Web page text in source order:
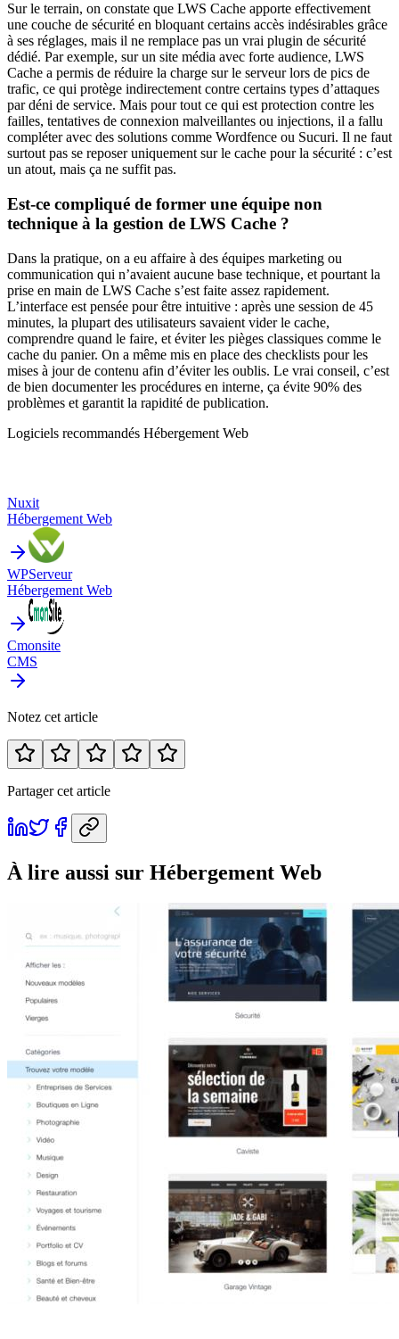
Sur le terrain, on constate que LWS Cache apporte effectivement
une couche de sécurité en bloquant certains accès indésirables grâce
à ses réglages, mais il ne remplace pas un vrai plugin de sécurité
dédié. Par exemple, sur un site média avec forte audience, LWS
Cache a permis de réduire la charge sur le serveur lors de pics de
trafic, ce qui protège indirectement contre certains types d’attaques
par déni de service. Mais pour tout ce qui est protection contre les
failles, tentatives de connexion malveillantes ou injections, il a fallu
compléter avec des solutions comme Wordfence ou Sucuri. Il ne faut
surtout pas se reposer uniquement sur le cache pour la sécurité : c’est
un atout, mais ça ne suffit pas.
Est-ce compliqué de former une équipe non
technique à la gestion de LWS Cache ?
Dans la pratique, on a eu affaire à des équipes marketing ou
communication qui n’avaient aucune base technique, et pourtant la
prise en main de LWS Cache s’est faite assez rapidement.
L’interface est pensée pour être intuitive : après une session de 45
minutes, la plupart des utilisateurs savaient vider le cache,
comprendre quand le faire, et éviter les pièges classiques comme le
cache du panier. On a même mis en place des checklists pour les
mises à jour de contenu afin d’éviter les oublis. Le vrai conseil, c’est
de bien documenter les procédures en interne, ça évite 90% des
problèmes et garantit la rapidité de publication.
Logiciels recommandés Hébergement Web
Nuxit
Hébergement Web
WPServeur
Hébergement Web
Cmonsite
CMS
Notez cet article
Partager cet article
À lire aussi sur Hébergement Web